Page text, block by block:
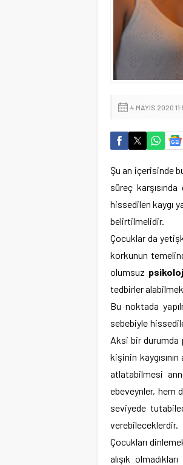
4 MAYIS 2020
Şu an içerisinde
süreç
hissedilen kaygı
belirtilmelidir.
Çocuklar da
korkunun
olumsuz
tedbirler
Bu noktada
sebebiyle
Aksi bir durumda
kişinin
atlatabilmesi
ebeveynler, hem
seviyede
verebileceklerdir.
Çocukları
alışık